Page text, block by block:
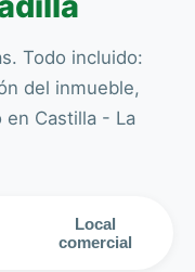
Todo incluido:
del inmueble,
Castilla - La
Local
comercial